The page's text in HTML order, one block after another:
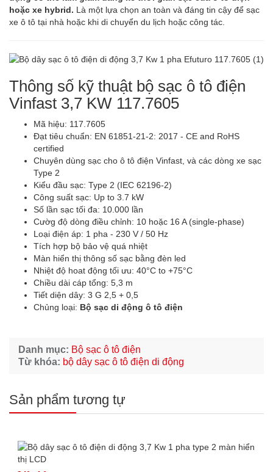
hoặc xe hybrid. Là một lựa chọn an toàn và đáng tin cậy để sạc
xe ô tô tại nhà hoặc khi di chuyển du lịch hoặc công tác.
Thông số kỹ thuật bộ sạc ô tô điện
Vinfast 3,7 KW 117.7605
Mã hiệu: 117.7605
Đạt tiêu chuẩn: EN 61851-21-2: 2017 - CE and RoHS
certified
Chuyên dùng sạc cho ô tô điện Vinfast, và các dòng xe sạc
Type 2
Kiểu đầu sạc: Type 2 (IEC 62196-2)
Công suất sạc: Up to 3.7 kW
Số lần sạc tối đa: 10.000 lần
Cườg độ dòng điều chỉnh: 10 hoặc 16 A (single-phase)
Loại điện áp: 1 pha - 230 V / 50 Hz
Tích hợp bộ bảo vệ quá nhiệt
Màn hiển thị thông số sạc bằng đèn led
Nhiệt độ hoat động tối ưu: 40°C to +75°C
Chiều dài cáp tổng: 5,3 m
Tiết diện dây: 3 G 2,5 + 0,5
Chủng loại: Bộ sạc di động ô tô điện
Danh mục: Bộ sạc ô tô điện
Từ khóa: bộ dây sạc ô tô điện di động
Sản phẩm tương tự